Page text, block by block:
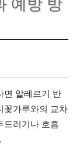
예방 방
면 알레르기 반
꽃가루와의 교차
드러기나 호흡